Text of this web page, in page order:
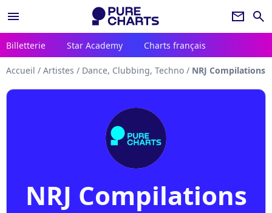
menu newsletter search
Billetterie Star Academy Charts français
Accueil / Artistes / Dance, Clubbing, Techno / NRJ Compilations
NRJ Compilations